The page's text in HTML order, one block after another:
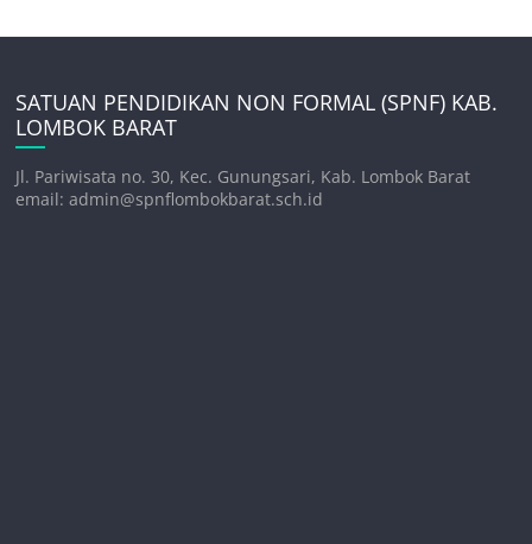
SATUAN PENDIDIKAN NON FORMAL (SPNF) KAB.
LOMBOK BARAT
Jl. Pariwisata no. 30, Kec. Gunungsari, Kab. Lombok Barat
email: admin@spnflombokbarat.sch.id